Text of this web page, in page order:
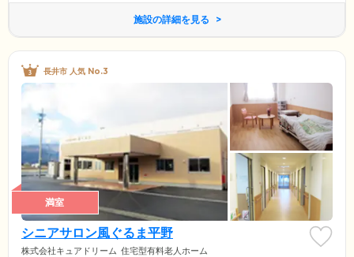
施設の詳細を見る
長井市 人気 No.3
満室
シニアサロン風ぐるま平野
株式会社キュアドリーム 住宅型有料老人ホーム